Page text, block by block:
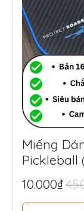
Miếng
Pickleball
Mỹ Siêu
10.000₫